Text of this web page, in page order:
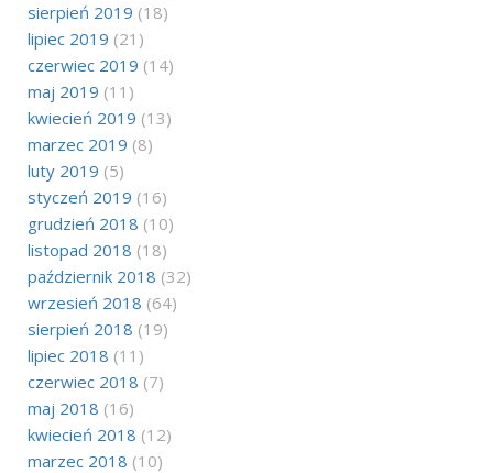
sierpień 2019 (18)
lipiec 2019 (21)
czerwiec 2019 (14)
maj 2019 (11)
kwiecień 2019 (13)
marzec 2019 (8)
luty 2019 (5)
styczeń 2019 (16)
grudzień 2018 (10)
listopad 2018 (18)
październik 2018 (32)
wrzesień 2018 (64)
sierpień 2018 (19)
lipiec 2018 (11)
czerwiec 2018 (7)
maj 2018 (16)
kwiecień 2018 (12)
marzec 2018 (10)